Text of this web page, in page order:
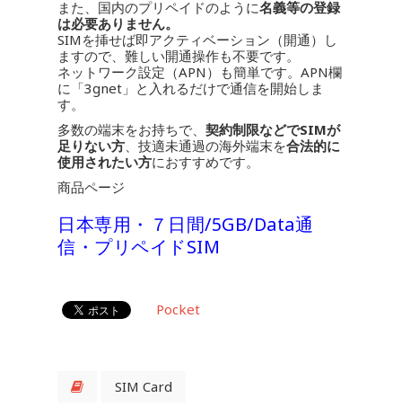
また、国内のプリペイドのように名義等の登録
は必要ありません。
SIMを挿せば即アクティベーション（開通）し
ますので、難しい開通操作も不要です。
ネットワーク設定（APN）も簡単です。APN欄
に「3gnet」と入れるだけで通信を開始しま
す。
多数の端末をお持ちで、 契約制限などでSIMが
足りない方、技適未通過の海外端末を合法的に
使用されたい方におすすめです。
商品ページ
日本専用・７日間/5GB/Data通
信・プリペイドSIM
Pocket
SIM Card